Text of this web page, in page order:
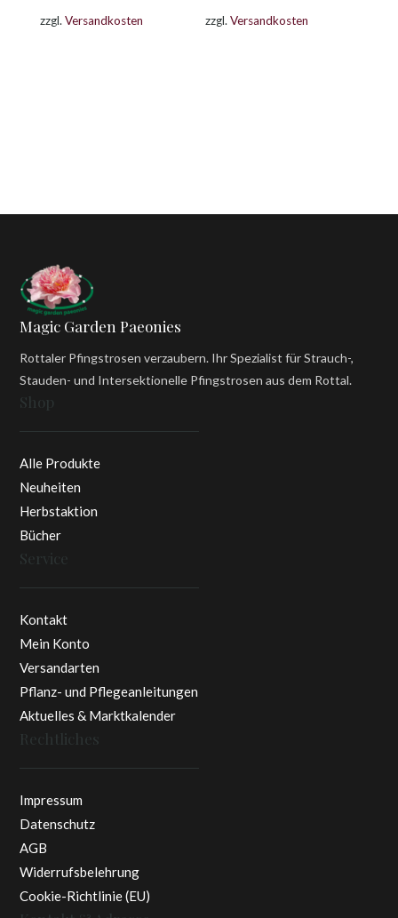
zzgl.Versandkosten zzgl.Versandkosten
Magic Garden Paeonies
Rottaler Pfingstrosen verzaubern. Ihr Spezialist für Strauch-,
Stauden- und Intersektionelle Pfingstrosen aus dem Rottal.
Shop
Alle Produkte
Neuheiten
Herbstaktion
Bücher
Service
Kontakt
Mein Konto
Versandarten
Pflanz- und Pflegeanleitungen
Aktuelles & Marktkalender
Rechtliches
Impressum
Datenschutz
AGB
Widerrufsbelehrung
Cookie-Richtlinie (EU)